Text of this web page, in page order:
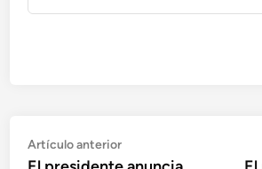
Navegación
Artículo anteriorArtículo
anterior: